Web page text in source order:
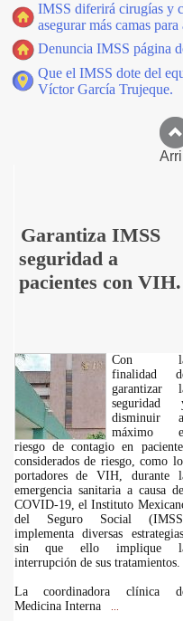
IMSS diferirá cirugías y
asegurar más camas
Denuncia IMSS página
Que el IMSS dote del
Víctor García Trujeque.
Garantiza IMSS
seguridad a
pacientes con VIH.
Con
finalidad
garantizar
seguridad
disminuir
máximo
riesgo de contagio en
considerados de riesgo, como
portadores de VIH, durante
emergencia sanitaria a causa
COVID-19, el Instituto
del Seguro Social
implementa diversas
sin que ello implique
interrupción de sus tratamientos.
La coordinadora clínica
Medicina Interna